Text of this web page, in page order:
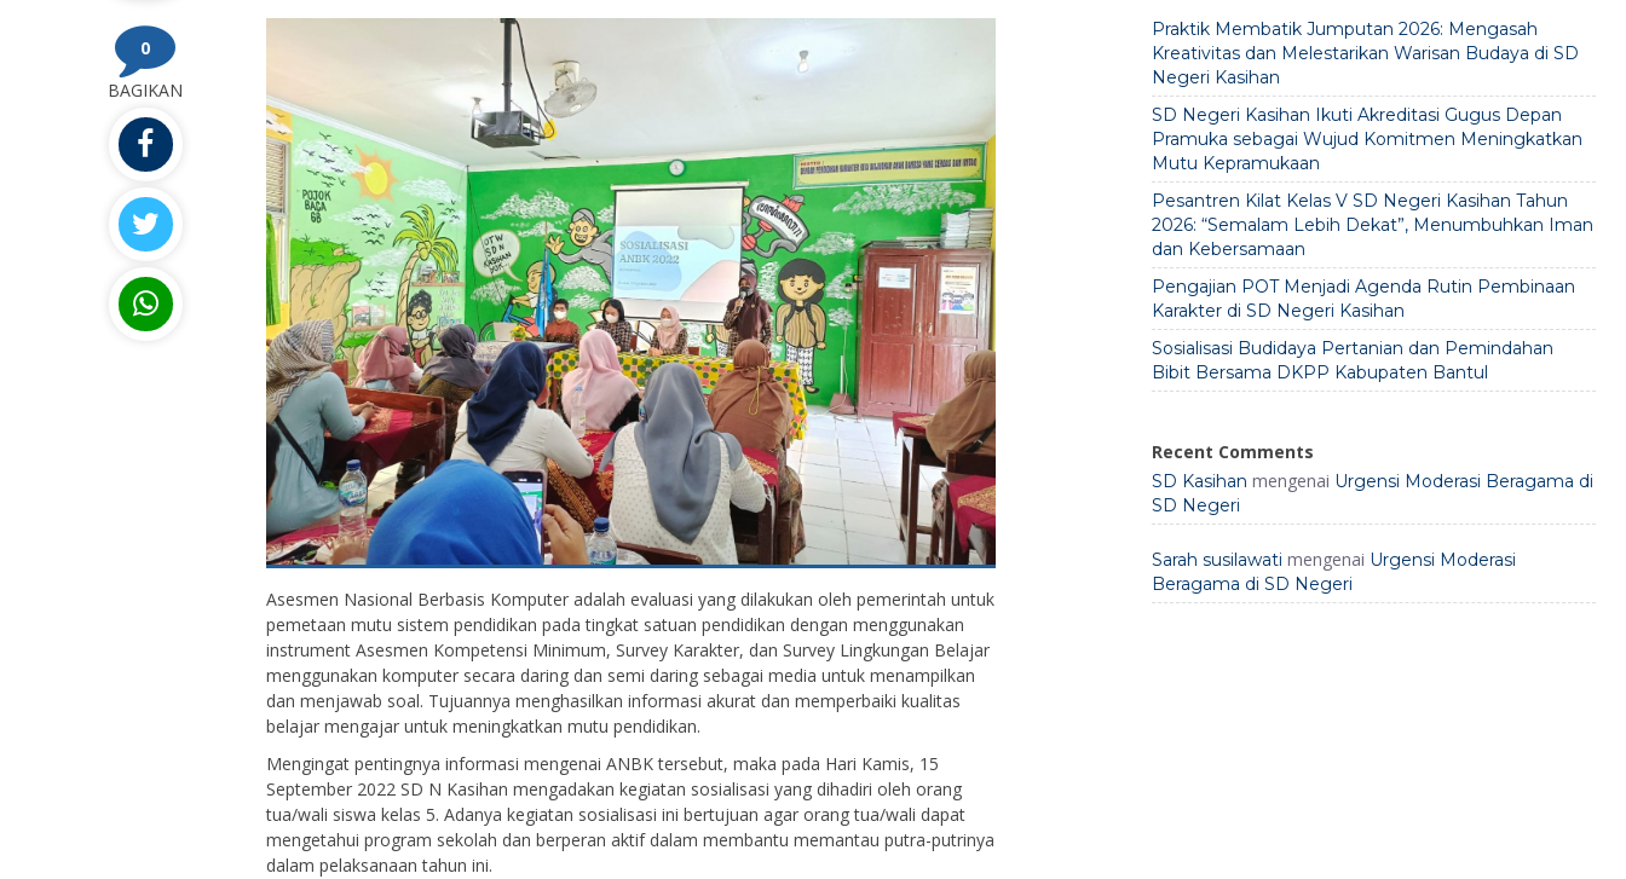
0
BAGIKAN
Asesmen Nasional Berbasis Komputer adalah evaluasi yang dilakukan oleh pemerintah untuk
pemetaan mutu sistem pendidikan pada tingkat satuan pendidikan dengan menggunakan
instrument Asesmen Kompetensi Minimum, Survey Karakter, dan Survey Lingkungan Belajar
menggunakan komputer secara daring dan semi daring sebagai media untuk menampilkan
dan menjawab soal. Tujuannya menghasilkan informasi akurat dan memperbaiki kualitas
belajar mengajar untuk meningkatkan mutu pendidikan.
Mengingat pentingnya informasi mengenai ANBK tersebut, maka pada Hari Kamis, 15
September 2022 SD N Kasihan mengadakan kegiatan sosialisasi yang dihadiri oleh orang
tua/wali siswa kelas 5. Adanya kegiatan sosialisasi ini bertujuan agar orang tua/wali dapat
mengetahui program sekolah dan berperan aktif dalam membantu memantau putra-putrinya
dalam pelaksanaan tahun ini.
Praktik Membatik Jumputan 2026: Mengasah
Kreativitas dan Melestarikan Warisan Budaya di SD
Negeri Kasihan
SD Negeri Kasihan Ikuti Akreditasi Gugus Depan
Pramuka sebagai Wujud Komitmen Meningkatkan
Mutu Kepramukaan
Pesantren Kilat Kelas V SD Negeri Kasihan Tahun
2026: “Semalam Lebih Dekat”, Menumbuhkan Iman
dan Kebersamaan
Pengajian POT Menjadi Agenda Rutin Pembinaan
Karakter di SD Negeri Kasihan
Sosialisasi Budidaya Pertanian dan Pemindahan
Bibit Bersama DKPP Kabupaten Bantul
Recent Comments
SD Kasihan mengenai Urgensi Moderasi Beragama di
SD Negeri
Sarah susilawati mengenai Urgensi Moderasi
Beragama di SD Negeri